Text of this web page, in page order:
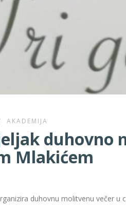
AKADEMIJA
duhovno
Mlakićem
duhovnu molitvenu večer u